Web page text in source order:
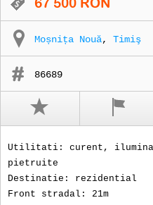
Moșnița Nouă, Timiş
86689
Utilitati: curent,
pietruite
Destinatie: rezidential
Front stradal: 21m